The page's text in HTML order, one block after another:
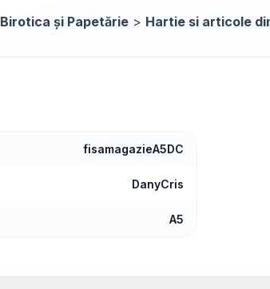
Birotica și Papetărie > Hartie si articole
fisamagazieA5DC
DanyCris
A5